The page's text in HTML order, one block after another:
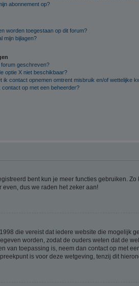
abonnement op?
worden toegestaan op dit forum?
mijn bijlagen?
forum geschreven?
optie X niet beschikbaar?
ik contact opnemen omtrent misbruik en/of wettelijke
contact op met een beheerder?
bent kun je meer functies gebruiken.
dus we raden het zeker aan!
die vereist dat iedere website die mogelijk
worden, zodat de ouders weten dat de
van toepassing is, neem dan contact op met
is voor deze wetgeving, tenzij dit